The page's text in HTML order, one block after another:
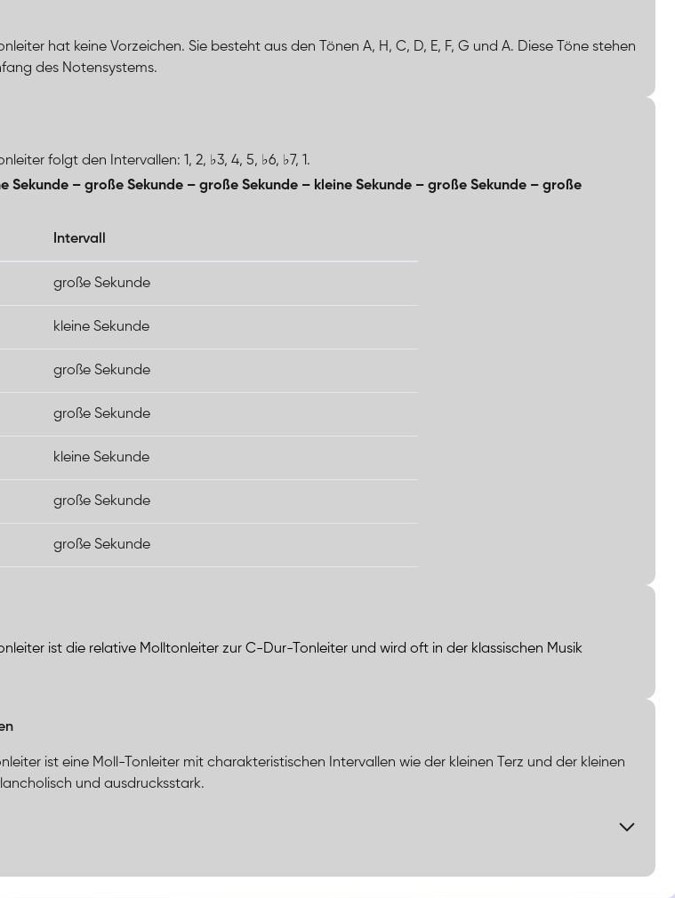
hat keine Vorzeichen. Sie besteht aus den Tönen A, H, C, D, E, F, G und A. Diese Töne stehen
des Notensystems.
folgt den Intervallen: 1, 2, ♭3, 4, 5, ♭6, ♭7, 1.
Sekunde – große Sekunde – große Sekunde – kleine Sekunde – große Sekunde – große
Intervall
große Sekunde
kleine Sekunde
große Sekunde
große Sekunde
kleine Sekunde
große Sekunde
große Sekunde
ist die relative Molltonleiter zur C-Dur-Tonleiter und wird oft in der klassischen Musik
ist eine Moll-Tonleiter mit charakteristischen Intervallen wie der kleinen Terz und der kleinen
und ausdrucksstark.